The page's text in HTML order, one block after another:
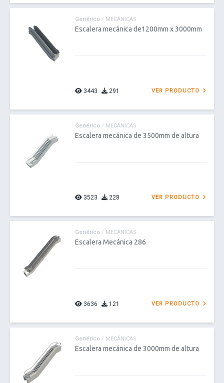
Genérico / MECÁNICAS
Escalera mecánica de1200mm x 3000mm
3443 291 VER PRODUCTO
Genérico / MECÁNICAS
Escalera mecánica de 3500mm de altura
3523 228 VER PRODUCTO
Genérico / MECÁNICAS
Escalera Mecánica 286
3636 121 VER PRODUCTO
Genérico / MECÁNICAS
Escalera mecánica de 3000mm de altura